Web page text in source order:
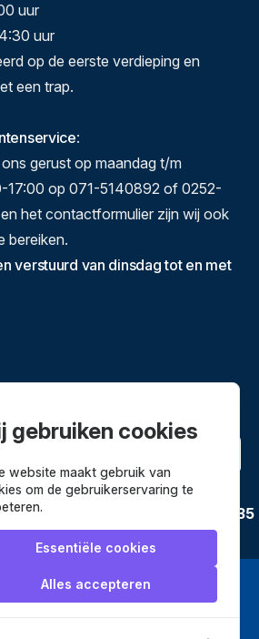
uur
uur
op de eerste verdieping en
een trap.
:
gerust op maandag t/m
17:00 op 071-5140892 of 0252-
het contactformulier zijn wij ook
bereiken.
verstuurd van dinsdag tot en met
ontbinden
Bestekenpannen.nlbijWebwinkel
3635
reviews.
2026 een webshop van
gebruiken cookies
website maakt gebruik van
om de gebruikerservaring te
Essentiële cookies
Alles accepteren